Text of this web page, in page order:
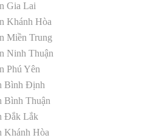
Gia Lai
Khánh Hòa
Miền Trung
Ninh Thuận
Phú Yên
Bình Định
Bình Thuận
Đắk Lắk
Khánh Hòa